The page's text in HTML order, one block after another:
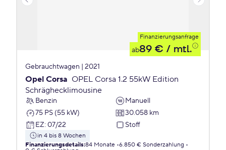
Finanzierungsanfrage
ab89 € / mtl.
Gebrauchtwagen | 2021
Opel Corsa OPEL Corsa 1.2 55kW Edition
Schräghecklimousine
Benzin
Manuell
75 PS (55 kW)
30.058 km
EZ: 07/22 Stoff
in 4 bis 8 Wochen
Finanzierungsdetails:84 Monate 6.850 € Sonderzahlung